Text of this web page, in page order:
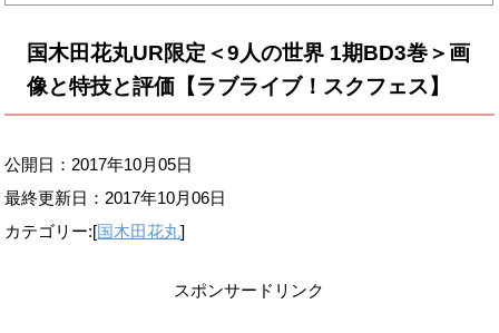
国木田花丸UR限定＜9人の世界 1期BD3巻＞画
像と特技と評価【ラブライブ！スクフェス】
公開日：2017年10月05日
最終更新日： 2017年10月06日
カテゴリー:[国木田花丸]
スポンサードリンク